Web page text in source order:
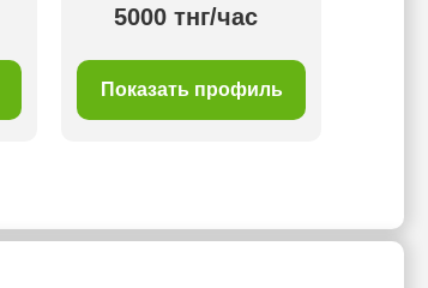
5000 тнг/час
Показать профиль